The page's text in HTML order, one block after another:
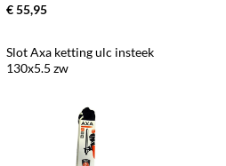
€ 55,95
Slot Axa ketting ulc insteek
130x5.5 zw